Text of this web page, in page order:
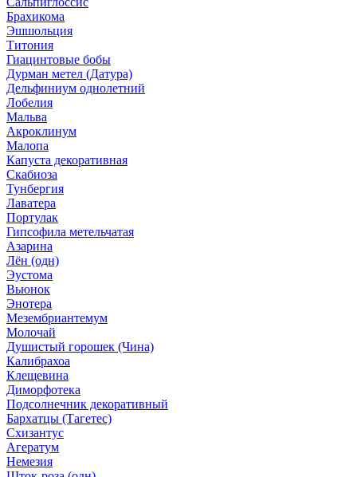
Брахикома
Эшшольция
Титония
Гиацинтовые бобы
Дурман метел (Датура)
Дельфиниум однолетний
Лобелия
Мальва
Акроклинум
Малопа
Капуста декоративная
Скабиоза
Тунбергия
Лаватера
Портулак
Гипсофила метельчатая
Азарина
Лён (одн)
Эустома
Вьюнок
Энотера
Мезембриантемум
Молочай
Душистый горошек (Чина)
Калибрахоа
Клещевина
Диморфотека
Подсолнечник декоративный
Бархатцы (Тагетес)
Схизантус
Агератум
Немезия